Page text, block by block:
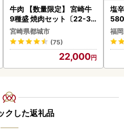
牛肉 【数量限定】 宮崎牛
9種盛 焼肉セット〔22-31
-006-600g〕都城 イチオ
シ!! 牛肉
宮崎県都城市
(75)
22,000
塩
福
クした返礼品